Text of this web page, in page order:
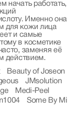
начать работать,
Именно она
для кожи лица
и самые
в косметике
заменяя её
действием.
Beauty of Joseon
JMsolution
Medi-Peel
Some By Mi